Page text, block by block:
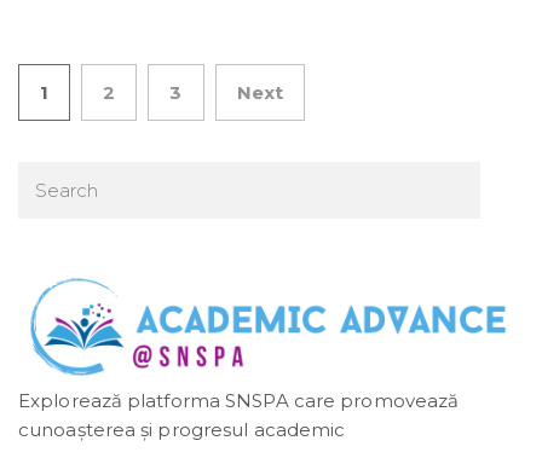
Posts pagination
1 2 3 Next
Explorează platforma SNSPA care promovează
cunoașterea și progresul academic